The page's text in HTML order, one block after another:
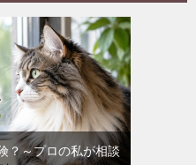
？～プロの私が相談